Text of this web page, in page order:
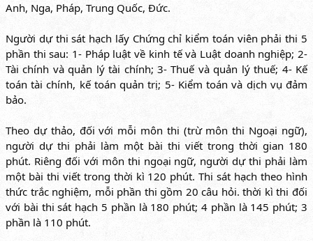
Anh, Nga, Pháp, Trung Quốc, Đức.
Người dự thi sát hạch lấy Chứng chỉ kiểm toán viên phải thi 5
phần thi sau: 1- Pháp luật về kinh tế và Luật doanh nghiệp; 2-
Tài chính và quản lý tài chính; 3- Thuế và quản lý thuế; 4- Kế
toán tài chính, kế toán quản trị; 5- Kiểm toán và dịch vụ đảm
bảo.
Theo dự thảo, đối với mỗi môn thi (trừ môn thi Ngoại ngữ),
người dự thi phải làm một bài thi viết trong thời gian 180
phút. Riêng đối với môn thi ngoại ngữ, người dự thi phải làm
một bài thi viết trong thời kì 120 phút. Thi sát hạch theo hình
thức trắc nghiệm, mỗi phần thi gồm 20 câu hỏi. thời kì thi đối
với bài thi sát hạch 5 phần là 180 phút; 4 phần là 145 phút; 3
phần là 110 phút.